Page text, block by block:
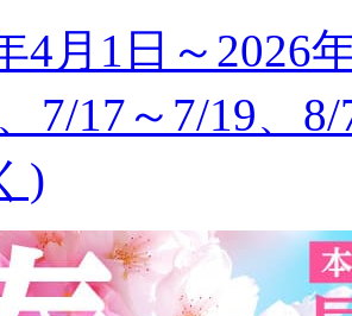
4月1日～2026
7/17～7/19、
)